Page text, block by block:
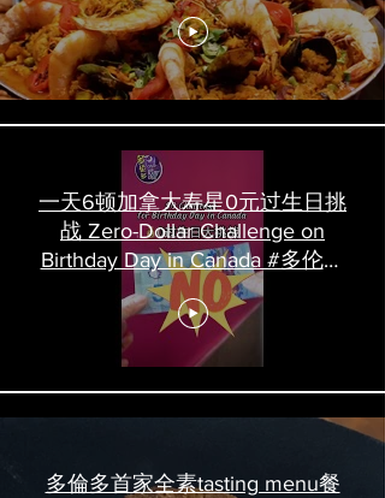
一天6顿加拿大寿星0元过生日挑
战 Zero-Dollar Challenge on
Birthday Day in Canada #多伦多
吃喝玩乐 #多伦多美食
#torontofood
多倫多首家全素tasting menu餐